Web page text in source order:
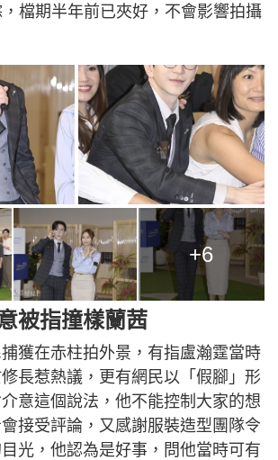
檔期半年前已夾好，不會影響拍攝
+6
被指撞樣蘭茜
獲在赤柱拍外景，有指盧瀚霆當時
長惹熱議，更有網民以「假腳」形
意這個說法，他不能控制大家的想
接受評論，又感謝服裝造型團隊令
光，他認為是好事，問他當時可有